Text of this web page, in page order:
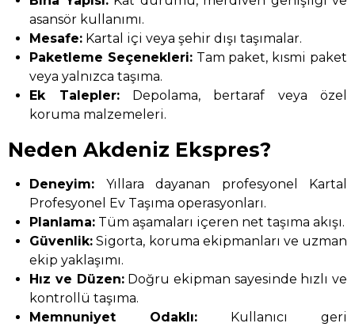
asansör kullanımı.
Mesafe: Kartal içi veya şehir dışı taşımalar.
Paketleme Seçenekleri:Tam paket, kısmi paket
veya yalnızca taşıma.
Ek Talepler:Depolama, bertaraf veya özel
koruma malzemeleri.
Neden Akdeniz Ekspres?
Deneyim: Yıllara dayanan profesyonel Kartal
Profesyonel Ev Taşıma operasyonları.
Planlama: Tüm aşamaları içeren net taşıma akışı.
Güvenlik: Sigorta, koruma ekipmanları ve uzman
ekip yaklaşımı.
Hız ve Düzen:Doğru ekipman sayesinde hızlı ve
kontrollü taşıma.
Memnuniyet Odaklı: Kullanıcı geri